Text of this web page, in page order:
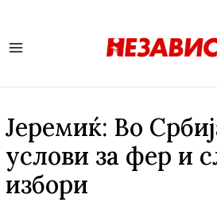
Јеремиќ: Во
услови за фер и
избори